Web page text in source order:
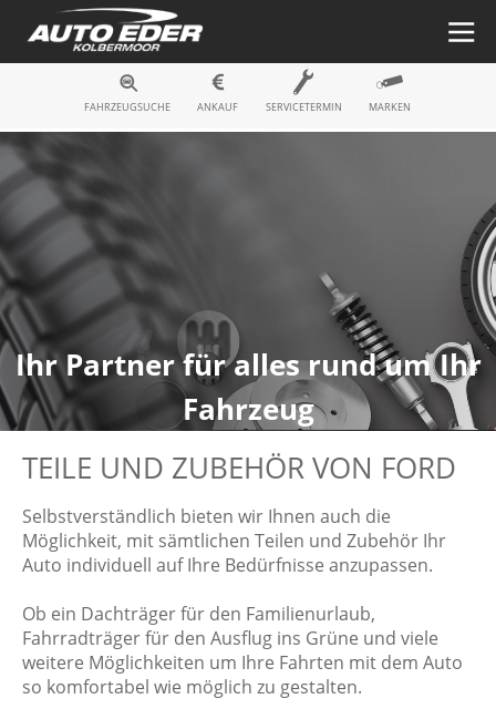
Fahrzeugsuche
FAHRZEUGSUCHE ANKAUF SERVICETERMIN MARKEN
Ihr Partner für alles rund um Ihr
Fahrzeug
TEILE UND ZUBEHÖR VON FORD
Selbstverständlich bieten wir Ihnen auch die
Möglichkeit, mit sämtlichen Teilen und Zubehör Ihr
Auto individuell auf Ihre Bedürfnisse anzupassen.
Ob ein Dachträger für den Familienurlaub,
Fahrradträger für den Ausflug ins Grüne und viele
weitere Möglichkeiten um Ihre Fahrten mit dem Auto
so komfortabel wie möglich zu gestalten.